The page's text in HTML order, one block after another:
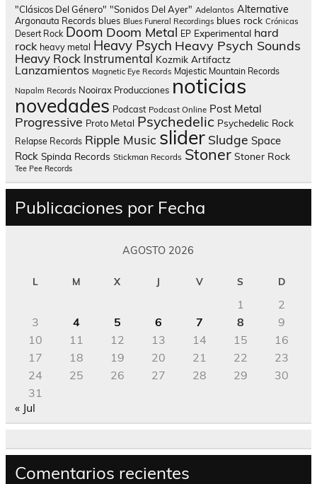
"Clásicos Del Género" "Sonidos Del Ayer" Adelantos Alternative
Argonauta Records blues Blues Funeral Recordings blues rock Crónicas
Desert Rock Doom Doom Metal EP Experimental hard
rock heavy metal Heavy Psych Heavy Psych Sounds
Heavy Rock Instrumental Kozmik Artifactz
Lanzamientos Magnetic Eye Records Majestic Mountain Records
Napalm Records Nooirax Producciones noticias
novedades Podcast Podcast Online Post Metal
Progressive Proto Metal Psychedelic Psychedelic Rock
Relapse Records Ripple Music slider Sludge Space
Rock Spinda Records Stickman Records Stoner Stoner Rock
Tee Pee Records
Publicaciones por Fecha
AGOSTO 2026
L M X J V S D
1
2
3
4 5 6 7 8
9
10
11 12 13 14 15
16
17
18 19 20 21 22
23
24
25 26 27 28 29
30
31
« Jul
Comentarios recientes